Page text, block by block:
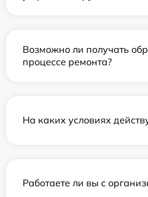
Возможно ли получать
процессе ремонта?
На каких условиях
Работаете ли вы с